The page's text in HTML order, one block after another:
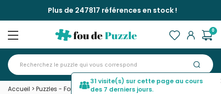
Plus de 247817 références en stock !
0
Accueil > Puzzles - Forêts, Fleurs et Jardins>Cacti - Cactus
31 visite(s) sur cette page au cours
des 7 derniers jours.